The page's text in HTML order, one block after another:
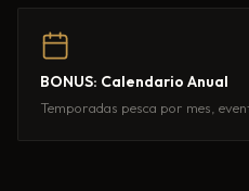
BONUS: Calendario Anual
Temporadas pesca por mes,